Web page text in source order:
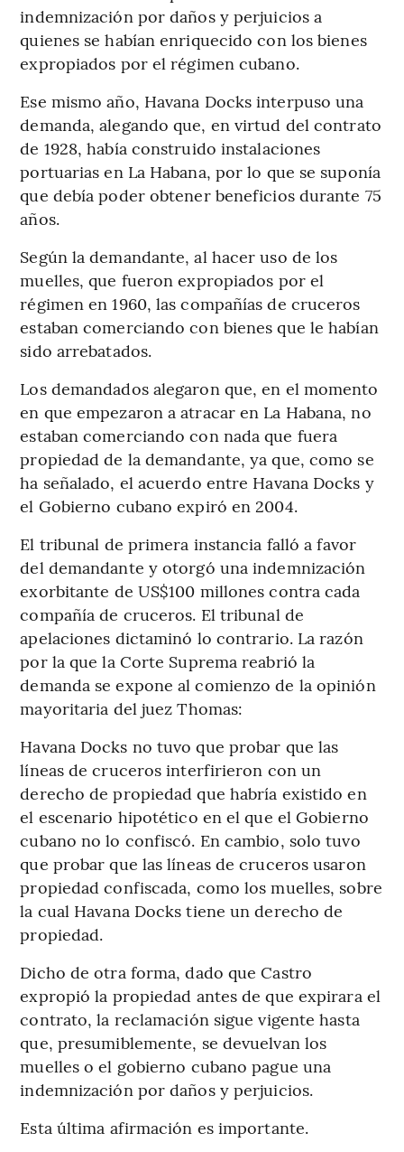
indemnización por daños y perjuicios a
quienes se habían enriquecido con los bienes
expropiados por el régimen cubano.
Ese mismo año, Havana Docks interpuso una
demanda, alegando que, en virtud del contrato
de 1928, había construido instalaciones
portuarias en La Habana, por lo que se suponía
que debía poder obtener beneficios durante 75
años.
Según la demandante, al hacer uso de los
muelles, que fueron expropiados por el
régimen en 1960, las compañías de cruceros
estaban comerciando con bienes que le habían
sido arrebatados.
Los demandados alegaron que, en el momento
en que empezaron a atracar en La Habana, no
estaban comerciando con nada que fuera
propiedad de la demandante, ya que, como se
ha señalado, el acuerdo entre Havana Docks y
el Gobierno cubano expiró en 2004.
El tribunal de primera instancia falló a favor
del demandante y otorgó una indemnización
exorbitante de US$100 millones contra cada
compañía de cruceros. El tribunal de
apelaciones dictaminó lo contrario. La razón
por la que la Corte Suprema reabrió la
demanda se expone al comienzo de la opinión
mayoritaria del juez Thomas:
Havana Docks no tuvo que probar que las
líneas de cruceros interfirieron con un
derecho de propiedad que habría existido en
el escenario hipotético en el que el Gobierno
cubano no lo confiscó. En cambio, solo tuvo
que probar que las líneas de cruceros usaron
propiedad confiscada, como los muelles, sobre
la cual Havana Docks tiene un derecho de
propiedad.
Dicho de otra forma, dado que Castro
expropió la propiedad antes de que expirara el
contrato, la reclamación sigue vigente hasta
que, presumiblemente, se devuelvan los
muelles o el gobierno cubano pague una
indemnización por daños y perjuicios.
Esta última afirmación es importante.